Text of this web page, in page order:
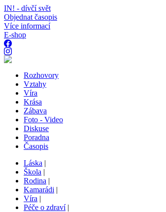
IN! - dívčí svět
Objednat časopis
Více informací
E-shop
Rozhovory
Vztahy
Víra
Krása
Zábava
Foto - Video
Diskuse
Poradna
Časopis
Láska |
Škola |
Rodina |
Kamarádi |
Víra |
Péče o zdraví|